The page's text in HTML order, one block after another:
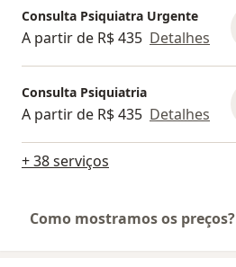
Consulta Psiquiatra Urgente
A partir de R$ 435 Detalhes
Consulta Psiquiatria
A partir de R$ 435 Detalhes
+ 38 serviços
Como mostramos os preços?